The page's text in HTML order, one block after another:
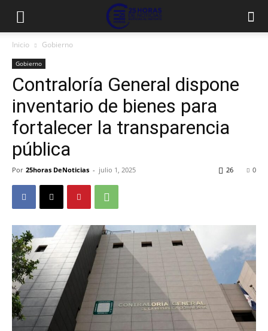
Inicio Gobierno
Gobierno
Contraloría General dispone
inventario de bienes para
fortalecer la transparencia
pública
Por 25horas DeNoticias - julio 1, 2025 0
26